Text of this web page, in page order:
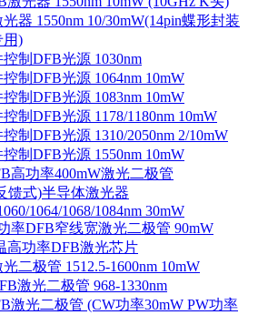
器 1550nm 10/30mW(14pin蝶形封装
用)
制DFB光源 1030nm
制DFB光源 1064nm 10mW
制DFB光源 1083nm 10mW
制DFB光源 1178/1180nm 10mW
制DFB光源 1310/2050nm 2/10mW
制DFB光源 1550nm 10mW
高功率400mW激光二极管
馈式)半导体激光器
1064/1068/1084nm 30mW
率DFB窄线宽激光二极管 90mW
高功率DFB激光芯片
二极管 1512.5-1600nm 10mW
激光二极管 968-1330nm
激光二极管 (CW功率30mW PW功率